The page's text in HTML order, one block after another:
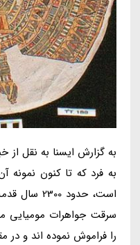
به گزارش ایسنا به نقل از
به فرد که تا کنون
است، حدود
سرقت جواهرات مومیایی
را فراموش نموده اند و در